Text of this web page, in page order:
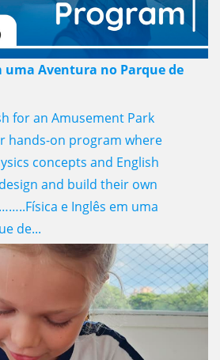
uma Aventura no Parque de
for an Amusement Park
hands-on program where
concepts and English
and build their own
e Inglês em uma
de...